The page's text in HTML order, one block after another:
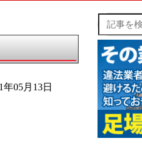
05月13日
記事を検索